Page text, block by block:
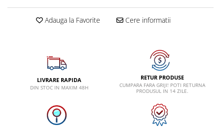
Adauga la Favorite Cere informatii
LIVRARE RAPIDA
DIN STOC IN MAXIM 48H
RETUR PRODUSE
CUMPARA FARA GRIJI! POTI RETURNA
PRODUSUL IN 14 ZILE.